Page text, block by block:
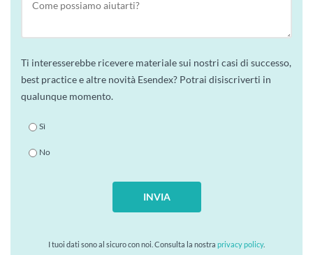
Ti interesserebbe ricevere materiale sui nostri casi di successo,
best practice e altre novità Esendex? Potrai disiscriverti in
qualunque momento.
Sì
No
INVIA
I tuoi dati sono al sicuro con noi. Consulta la nostra privacy policy.